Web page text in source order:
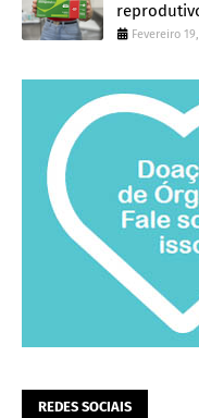
Fevereiro
REDES SOCIAIS